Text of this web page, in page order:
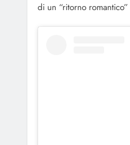
di un “ritorno